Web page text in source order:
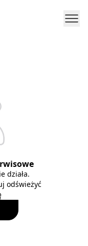
działa.
odświeżyć